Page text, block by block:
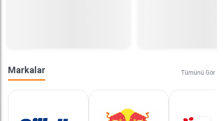
Markalar Tümünü Gör